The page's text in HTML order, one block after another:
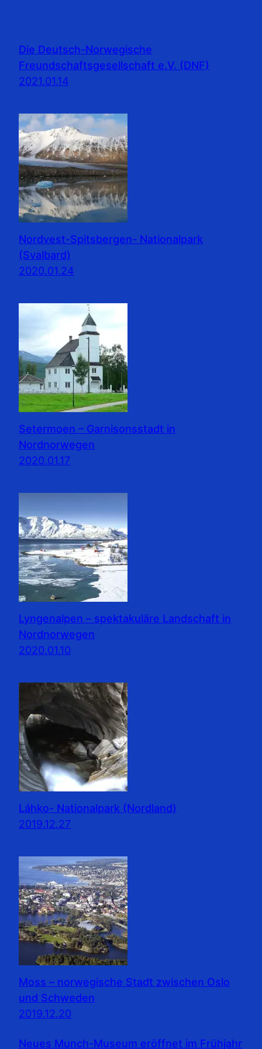
Die Deutsch-Norwegische
Freundschaftsgesellschaft e.V. (DNF)
2021.01.14
Nordvest-Spitsbergen- Nationalpark
(Svalbard)
2020.01.24
Setermoen – Garnisonsstadt in
Nordnorwegen
2020.01.17
Lyngenalpen – spektakuläre Landschaft in
Nordnorwegen
2020.01.10
Láhko- Nationalpark (Nordland)
2019.12.27
Moss – norwegische Stadt zwischen Oslo
und Schweden
2019.12.20
Neues Munch-Museum eröffnet im Frühjahr